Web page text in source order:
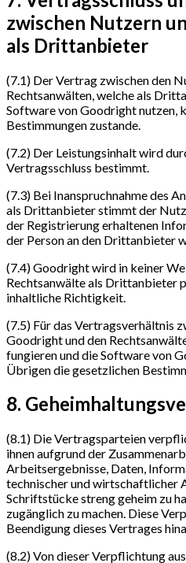
zwischen Nutzern
als Drittanbieter
(7.1) Der Vertrag zwischen den
Rechtsanwälten, welche als
Software von Goodright nutzen,
Bestimmungen zustande.
(7.2) Der Leistungsinhalt wird
Vertragsschluss bestimmt.
(7.3) Bei Inanspruchnahme des
als Drittanbieter stimmt der
der Registrierung erhaltenen
der Person an den Drittanbieter
(7.4) Goodright wird in keiner
Rechtsanwälte als Drittanbieter
inhaltliche Richtigkeit.
(7.5) Für das Vertragsverhältnis
Goodright und den
fungieren und die Software von
Übrigen die gesetzlichen
8.
(8.1) Die Vertragsparteien
ihnen aufgrund der
Arbeitsergebnisse, Daten,
technischer und wirtschaftlicher
Schriftstücke streng geheim zu
zugänglich zu machen. Diese
Beendigung dieses Vertrages
(8.2) Von dieser Verpflichtung